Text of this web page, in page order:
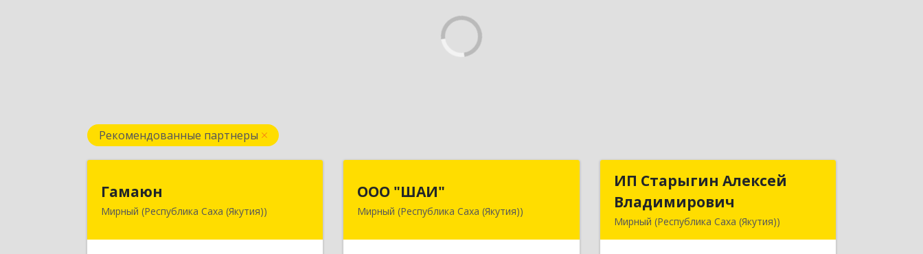
Рекомендованные партнеры
Гамаюн
Мирный (Республика Саха (Якутия))
678170, Саха /Якутия/ Респ,
ООО "ШАИ"
Мирный (Республика Саха (Якутия))
678175, Республика Саха (Якутия), у.
ИП Старыгин Алексей
Владимирович
Мирный (Республика Саха (Якутия))
ИП Старыгин Алексей
Владимирович